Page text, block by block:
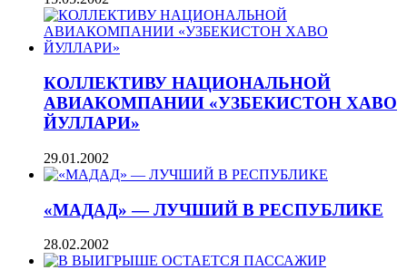
КОЛЛЕКТИВУ НАЦИОНАЛЬНОЙ
АВИАКОМПАНИИ «УЗБЕКИСТОН ХАВО
ЙУЛЛАРИ»
29.01.2002
«МАДАД» — ЛУЧШИЙ В РЕСПУБЛИКЕ
28.02.2002